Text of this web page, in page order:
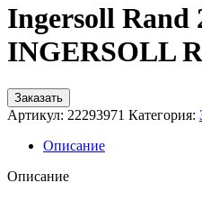
Ingersoll Rand
INGERSOLL
Заказать
Артикул: 22293971 Категория:
Описание
Описание